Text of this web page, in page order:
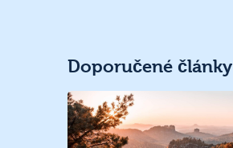
Doporučené články